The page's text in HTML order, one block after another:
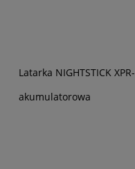
Latarka NIGHTSTICK
akumulatorowa